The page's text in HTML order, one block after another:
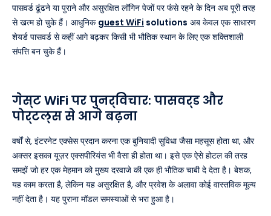
पासवर्ड ढूंढने या पुराने और असुरक्षित लॉगिन पेजों पर फंसे रहने के दिन अब पूरी तरह
से खत्म हो चुके हैं। आधुनिक guest WiFi solutions अब केवल एक साधारण
शेयर्ड पासवर्ड से कहीं आगे बढ़कर किसी भी भौतिक स्थान के लिए एक शक्तिशाली
संपत्ति बन चुके हैं।
गेस्ट WiFi पर पुनर्विचार: पासवर्ड और
पोर्टल्स से आगे बढ़ना
वर्षों से, इंटरनेट एक्सेस प्रदान करना एक बुनियादी सुविधा जैसा महसूस होता था, और
अक्सर इसका यूज़र एक्सपीरियंस भी वैसा ही होता था। इसे एक ऐसे होटल की तरह
समझें जो हर एक मेहमान को मुख्य दरवाजे की एक ही भौतिक चाबी दे देता है। बेशक,
यह काम करता है, लेकिन यह असुरक्षित है, और प्रवेश के अलावा कोई वास्तविक मूल्य
नहीं देता है। यह पुराना मॉडल समस्याओं से भरा हुआ है।